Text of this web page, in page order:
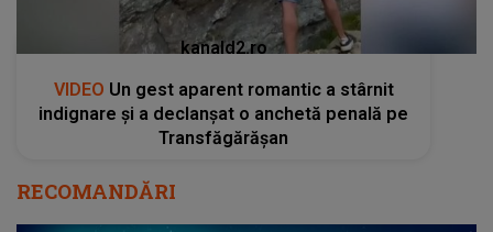
kanald2.ro
VIDEO Un gest aparent romantic a stârnit
indignare și a declanșat o anchetă penală pe
Transfăgărășan
RECOMANDĂRI